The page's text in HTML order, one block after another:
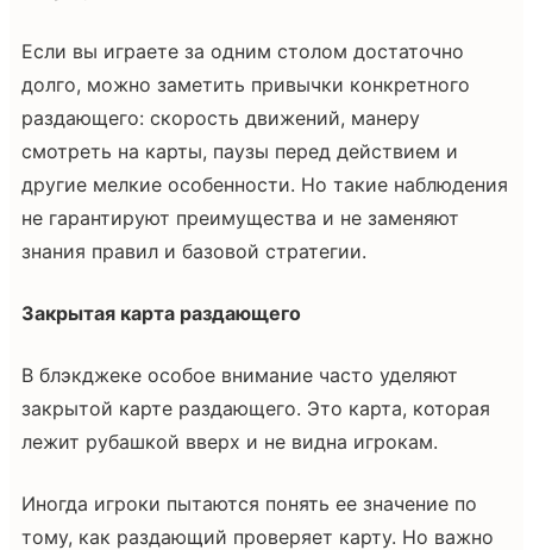
Если вы играете за одним столом достаточно
долго, можно заметить привычки конкретного
раздающего: скорость движений, манеру
смотреть на карты, паузы перед действием и
другие мелкие особенности. Но такие наблюдения
не гарантируют преимущества и не заменяют
знания правил и базовой стратегии.
Закрытая карта раздающего
В блэкджеке особое внимание часто уделяют
закрытой карте раздающего. Это карта, которая
лежит рубашкой вверх и не видна игрокам.
Иногда игроки пытаются понять ее значение по
тому, как раздающий проверяет карту. Но важно